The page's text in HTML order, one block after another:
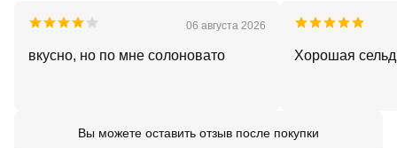
06 августа 2026
вкусно, но по мне солоновато Хорошая
Вы можете оставить отзыв после покупки